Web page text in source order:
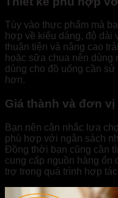
Tùy vào thực phẩm mà
hợp về kiểu dáng, độ dài
thuận tiện và nâng cao
hoặc sữa chua nên dùng
dùng cho đồ uống cần
hơn.
Giá thành và đơn
Bạn nên cân nhắc lựa
phù hợp với ngân sách
Đồng thời bạn cũng cần
cung cấp nguồn hàng ổn
trợ trong quá trình hợp